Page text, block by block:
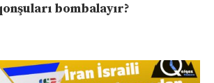
bombalayır?